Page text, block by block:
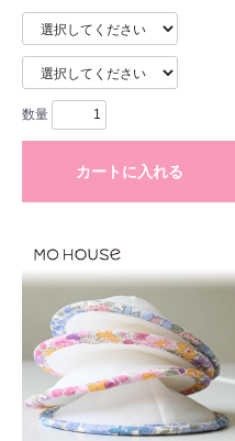
数量
カートに入れる